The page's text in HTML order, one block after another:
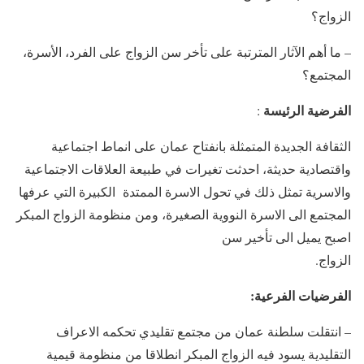
الزواج؟
– ما أهم الآثار المترتبة على تأخر سن الزواج على الفرد، الأسرة،
المجتمع؟
الفرضية الرئيسة :
الثقافة الجديدة المتمثلة بانفتاح عمان على انماط اجتماعية
واقتصادية حديثة، احدثت تغيرات في طبيعة العلاقات الاجتماعية
والاسرية تمثل ذلك في تحول الاسرة الممتدة الكبيرة التي عرفها
المجتمع الى الاسرة النووية الصغيرة، ومن منظومة الزواج المبكر
اصبح يميل الى تأخير سن
الزواج.
الفرضيات الفرعية:
– انتقلت سلطنة عمان من مجتمع تقليدي تحكمه الاعراف
التقليدية يسود فيه الزواج المبكر انطلاقا من منظومة قيمية